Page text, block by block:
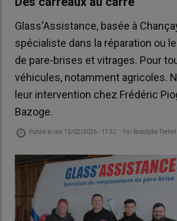
Glass'Assistance, basée à
spécialiste dans la réparation ou
de pare-brises et vitrages. Pour
véhicules, notamment agricoles.
leur intervention chez Frédéric
Bazoge.
Publié leven 13/02/2026 - 17:52 - Par Rodolphe Tréhet